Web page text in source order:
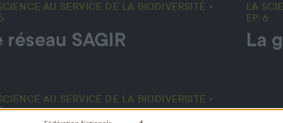
AU SERVICE DE LA BIODIVERSITÉ •
réseau SAGIR
LA
EP 6
La
AU SERVICE DE LA BIODIVERSITÉ •